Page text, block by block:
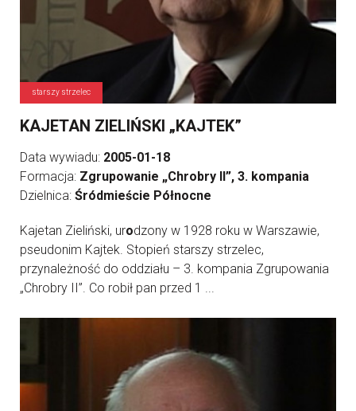
starszy strzelec
KAJETAN ZIELIŃSKI „KAJTEK”
Data wywiadu: 2005-01-18
Formacja: Zgrupowanie „Chrobry II”, 3. kompania
Dzielnica: Śródmieście Północne
Kajetan Zieliński, urodzony w 1928 roku w Warszawie,
pseudonim Kajtek. Stopień starszy strzelec,
przynależność do oddziału – 3. kompania Zgrupowania
„Chrobry II”. Co robił pan przed 1 ...